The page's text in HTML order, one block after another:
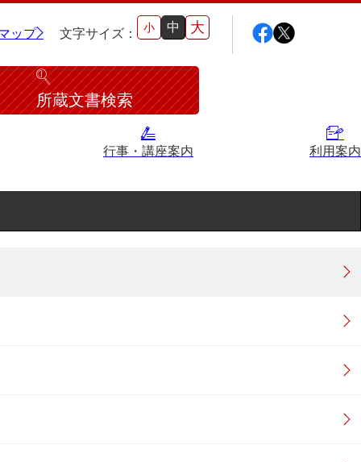
ップ 文字サイズ： 小 中 大
所蔵文書検索
行事・講座案内 利用案内